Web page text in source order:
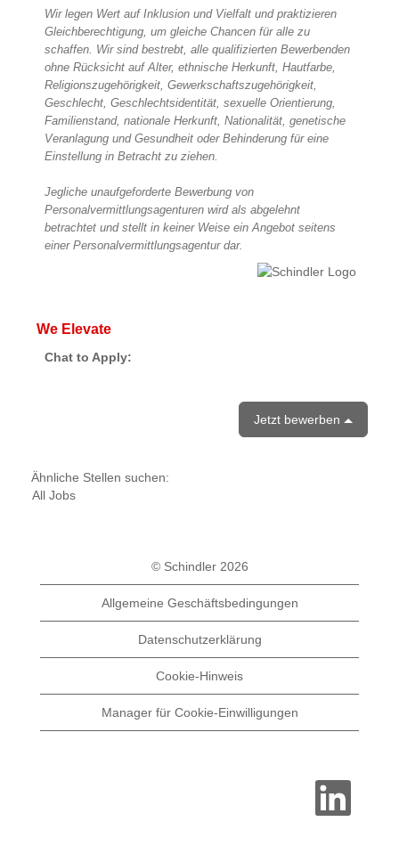
Wir legen Wert auf Inklusion und Vielfalt und praktizieren
Gleichberechtigung, um gleiche Chancen für alle zu
schaffen. Wir sind bestrebt, alle qualifizierten Bewerbenden
ohne Rücksicht auf Alter, ethnische Herkunft, Hautfarbe,
Religionszugehörigkeit, Gewerkschaftszugehörigkeit,
Geschlecht, Geschlechtsidentität, sexuelle Orientierung,
Familienstand, nationale Herkunft, Nationalität, genetische
Veranlagung und Gesundheit oder Behinderung für eine
Einstellung in Betracht zu ziehen.
Jegliche unaufgeforderte Bewerbung von
Personalvermittlungsagenturen wird als abgelehnt
betrachtet und stellt in keiner Weise ein Angebot seitens
einer Personalvermittlungsagentur dar.
We Elevate
Chat to Apply:
Jetzt bewerben
Ähnliche Stellen suchen:
All Jobs
© Schindler 2026
Allgemeine Geschäftsbedingungen
Datenschutzerklärung
Cookie-Hinweis
Manager für Cookie-Einwilligungen
W
d